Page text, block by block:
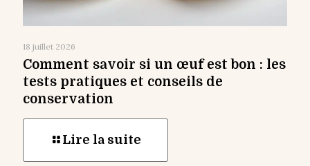
18 juillet 2026
Comment savoir si un œuf est bon : les
tests pratiques et conseils de
conservation
Lire la suite